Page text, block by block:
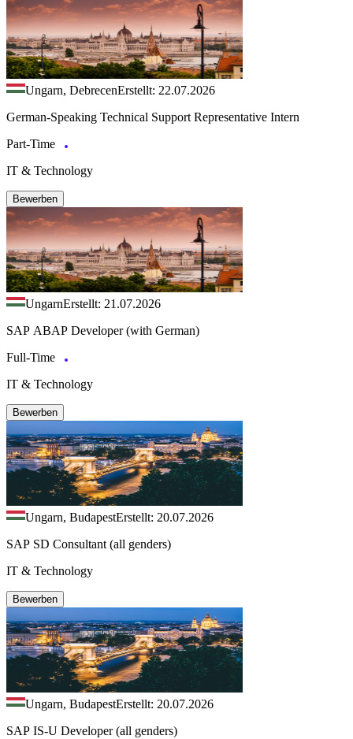
Ungarn, DebrecenErstellt: 22.07.2026
German-Speaking Technical Support Representative Intern
Part-Time
IT & Technology
Bewerben
UngarnErstellt: 21.07.2026
SAP ABAP Developer (with German)
Full-Time
IT & Technology
Bewerben
Ungarn, BudapestErstellt: 20.07.2026
SAP SD Consultant (all genders)
IT & Technology
Bewerben
Ungarn, BudapestErstellt: 20.07.2026
SAP IS-U Developer (all genders)